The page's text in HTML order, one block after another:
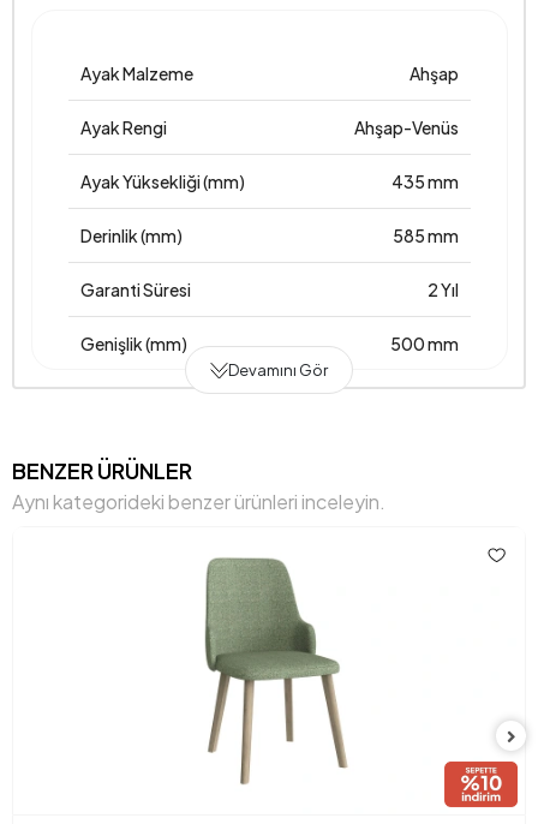
Ayak Malzeme Ahşap
Ayak Rengi Ahşap-Venüs
Ayak Yüksekliği (mm) 435 mm
Derinlik (mm) 585 mm
Garanti Süresi 2 Yıl
Genişlik (mm) 500 mm
Gövde Malzemesi
Paket Sayısı
Ayak Malzeme-Renk
Devamını Gör
BENZER ÜRÜNLER
Aynı kategorideki benzer ürünleri inceleyin.